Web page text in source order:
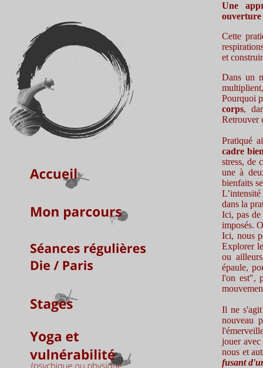
Une
ouverture
Cette
et
Dans un
Pourquoi
corps,
Retrouver
Pratiqué
cadre
stress, de
une à
bienfaits
dans la
Ici, pas de
imposés.
Ici, nous
Explorer
ou
épaule,
l'on est",
Il ne
nouveau
jouer
nous et
fusant